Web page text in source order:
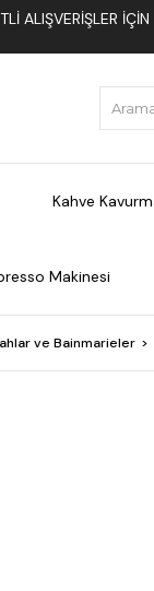
ALIŞVERIŞLER
Kahve
Makinesi
ve Bainmarieler